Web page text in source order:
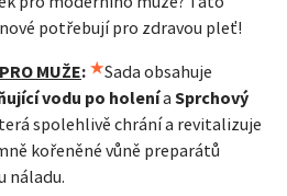
potřebují pro zdravou pleť!
MUŽE:
Sada obsahuje
vodu po holenía Sprchový
spolehlivě chrání a revitalizuje
kořeněné vůně preparátů
náladu.